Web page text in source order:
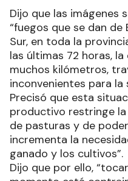
Dijo que las imágenes
“fuegos que se dan
Sur, en toda la
las últimas 72 horas,
muchos kilómetros,
inconvenientes para la
Precisó que esta
productivo restringe
de pasturas y de
incrementa la
ganado y los cultivos”.
Dijo que por ello,